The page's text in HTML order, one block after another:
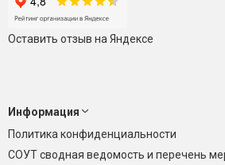
Оставить отзыв на Яндексе
Информация
Политика конфиденциальности
СОУТ сводная ведомость и перечень